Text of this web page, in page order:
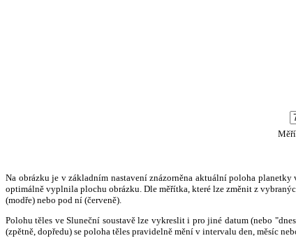
Na obrázku je v základním nastavení znázorněna aktuální poloha
optimálně vyplnila plochu obrázku. Dle měřítka, které lze změnit z
(modře) nebo pod ní (červeně).
Polohu těles ve Sluneční soustavě lze vykreslit i pro jiné datum (nebo
(zpětně, dopředu) se poloha těles pravidelně mění v intervalu den, měsíc